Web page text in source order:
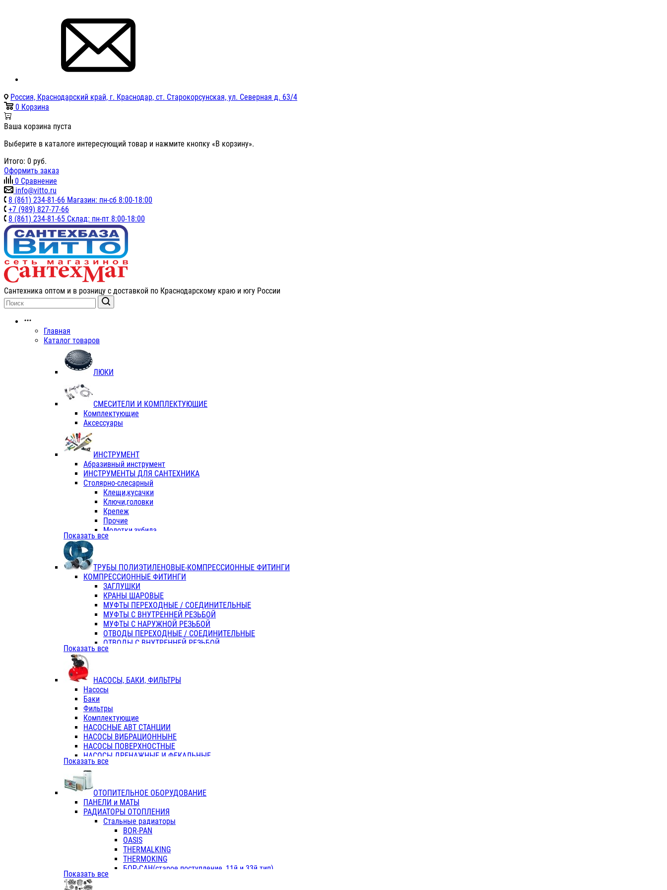
Россия, Краснодарский край, г. Краснодар, ст. Старокорсунская, ул. Северная д. 63/4
0 Корзина
Ваша корзина пуста
Выберите в каталоге интересующий товар и нажмите кнопку «В корзину».
Итого: 0 руб.
Оформить заказ
0 Сравнение
info@vitto.ru
8 (861) 234-81-66 Магазин: пн-сб 8:00-18:00
+7 (989) 827-77-66
8 (861) 234-81-65 Склад: пн-пт 8:00-18:00
Сантехника оптом и в розницу с доставкой по Краснодарскому краю и югу России
Главная
Каталог товаров
ЛЮКИ
СМЕСИТЕЛИ И КОМПЛЕКТУЮЩИЕ
Комплектующие
Аксессуары
ИНСТРУМЕНТ
Абразивный инструмент
ИНСТРУМЕНТЫ ДЛЯ САНТЕХНИКА
Столярно-слесарный
Клещи,кусачки
Ключи,головки
Крепеж
Прочие
Молотки,зубила
Пассатижи,тонкогубцы,утконосы
Отвертки
Хоз. инвентарь
ЭЛ. ИНСТРУМЕНТ OASIS
Показать все
ТРУБЫ ПОЛИЭТИЛЕНОВЫЕ-КОМПРЕССИОННЫЕ ФИТИНГИ
КОМПРЕССИОННЫЕ ФИТИНГИ
ЗАГЛУШКИ
КРАНЫ ШАРОВЫЕ
МУФТЫ ПЕРЕХОДНЫЕ / СОЕДИНИТЕЛЬНЫЕ
МУФТЫ С ВНУТРЕННЕЙ РЕЗЬБОЙ
МУФТЫ С НАРУЖНОЙ РЕЗЬБОЙ
ОТВОДЫ ПЕРЕХОДНЫЕ / СОЕДИНИТЕЛЬНЫЕ
ОТВОДЫ С ВНУТРЕННЕЙ РЕЗЬБОЙ
ОТВОДЫ С НАРУЖНОЙ РЕЗЬБОЙ
ТРОЙНИКИ ПЕРЕХОДНЫЕ / СОЕДИНИТЕЛЬНЫЕ
ТРОЙНИКИ С ВНУТРЕННЕЙ РЕЗЬБОЙ
КОЛЬЦА РЕЗИНОВЫЕ
ТРУБЫ НАПОРНЫЕ
ТРУБЫ ГОФРИРОВАННЫЕ ДВУХСЛ.
ТРУБЫ ПОЛИЭТИЛЕНОВЫЕ
Показать все
НАСОСЫ, БАКИ, ФИЛЬТРЫ
Насосы
Баки
Фильтры
Комплектующие
НАСОСНЫЕ АВТ СТАНЦИИ
НАСОСЫ ВИБРАЦИОННЫНЕ
НАСОСЫ ПОВЕРХНОСТНЫЕ
НАСОСЫ ДРЕНАЖНЫЕ И ФЕКАЛЬНЫЕ
НАСОСЫ ПОВЫСИТ и ЦИРКУЛЯЦИОННЫЕ
НАСОСЫ СКВАЖИННЫЕ
Показать все
ОТОПИТЕЛЬНОЕ ОБОРУДОВАНИЕ
ПАНЕЛИ и МАТЫ
РАДИАТОРЫ ОТОПЛЕНИЯ
Стальные радиаторы
BOR-PAN
OASIS
THERMALKING
THERMOKING
БОР-САН(старое поступление, 11й и 33й тип)
Показать все